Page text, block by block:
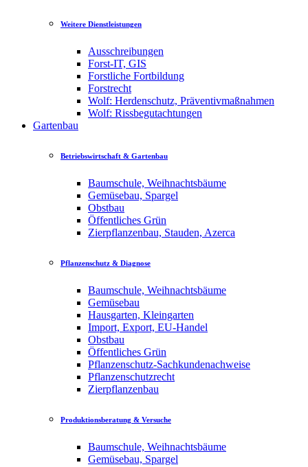
Weitere Dienstleistungen
Ausschreibungen
Forst-IT, GIS
Forstliche Fortbildung
Forstrecht
Wolf: Herdenschutz, Präventivmaßnahmen
Wolf: Rissbegutachtungen
Gartenbau
Betriebswirtschaft & Gartenbau
Baumschule, Weihnachtsbäume
Gemüsebau, Spargel
Obstbau
Öffentliches Grün
Zierpflanzenbau, Stauden, Azerca
Pflanzenschutz & Diagnose
Baumschule, Weihnachtsbäume
Gemüsebau
Hausgarten, Kleingarten
Import, Export, EU-Handel
Obstbau
Öffentliches Grün
Pflanzenschutz-Sachkundenachweise
Pflanzenschutzrecht
Zierpflanzenbau
Produktionsberatung & Versuche
Baumschule, Weihnachtsbäume
Gemüsebau, Spargel